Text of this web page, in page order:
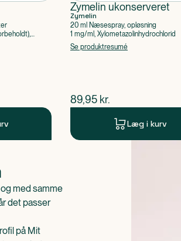
Zymelin ukonserveret
Zymelin
20 ml Næsespray, opløsning
1 mg/ml, Xylometazolinhydrochlorid
Se produktresumé
$nuværende pris
89,95 kr.
Læg i kurv
med samme
det passer
på Mit